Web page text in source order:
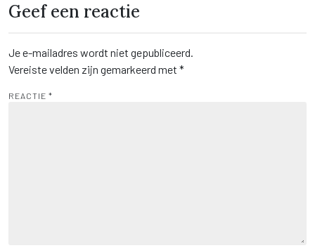
Geef een reactie
Je e-mailadres wordt niet gepubliceerd.
Vereiste velden zijn gemarkeerd met *
REACTIE *